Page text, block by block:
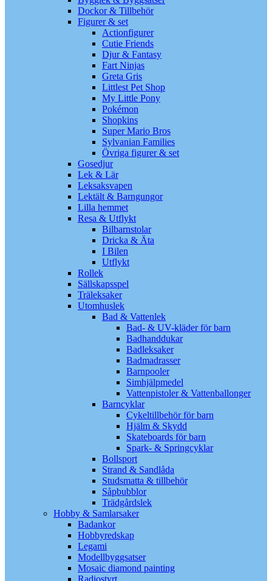
Dockor & Tillbehör
Figurer & set
Actionfigurer
Cutie Friends
Djur & Fantasy
Fart Ninjas
Greta Gris
Littlest Pet Shop
My Little Pony
Pokémon
Shopkins
Super Mario Bros
Sylvanian Families
Övriga figurer & set
Gosedjur
Lek & Lär
Leksaksvapen
Lektält & Barngungor
Lilla hemmet
Resa & Utflykt
Bilbarnstolar
Dricka & Äta
I Bilen
Utflykt
Rollek
Sällskapsspel
Träleksaker
Utomhuslek
Bad & Vattenlek
Bad- & UV-kläder för barn
Badhanddukar
Badleksaker
Badmadrasser
Barnpooler
Simhjälpmedel
Vattenpistoler & Vattenballonger
Barncyklar
Cykeltillbehör för barn
Hjälm & Skydd
Skateboards för barn
Spark- & Springcyklar
Bollsport
Strand & Sandlåda
Studsmatta & tillbehör
Såpbubblor
Trädgårdslek
Hobby & Samlarsaker
Badankor
Hobbyredskap
Legami
Modellbyggsatser
Mosaic diamond painting
Radiostyrt